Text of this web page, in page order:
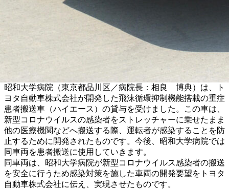
昭和大学病院（東京都品川区／病院長：相良 博典）は、ト
ヨタ自動車株式会社が開発した飛沫循環抑制機能搭載の重症
患者搬送車（ハイエース）の貸与を受けました。この車は、
新型コロナウイルスの感染者をストレッチャーに乗せたまま
他の医療機関などへ搬送する際、運転者が感染することを防
止するために開発されたものです。今後、昭和大学病院では
同車両を患者搬送に使用していきます。
同車両は、昭和大学病院が新型コロナウイルス感染者の搬送
を安全に行うため感染対策を施した車両の開発要望をトヨタ
自動車株式会社に伝え、実現させたものです。